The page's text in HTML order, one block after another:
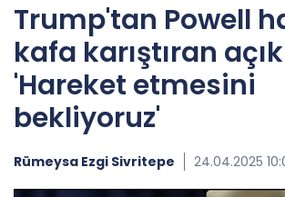
Trump'tan Powell
kafa karıştıran
'Hareket etmesini
bekliyoruz'
Rümeysa Ezgi Sivritepe 24.04.2025